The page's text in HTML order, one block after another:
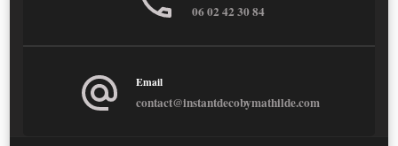
06 02 42 30 84
Email
contact@instantdecobymathilde.com